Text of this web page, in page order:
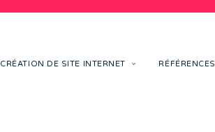
CRÉATION DE SITE INTERNET RÉFÉRENCES